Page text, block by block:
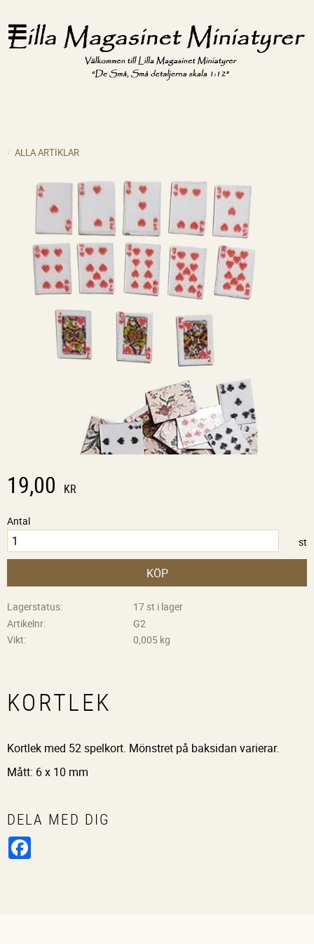
ALLA ARTIKLAR
19,00 KR
Antal
st
KÖP
Lagerstatus
17 st i lager
Artikelnr
G2
Vikt
0,005 kg
KORTLEK
Kortlek med 52 spelkort. Mönstret på baksidan varierar.
Mått: 6 x 10 mm
DELA MED DIG